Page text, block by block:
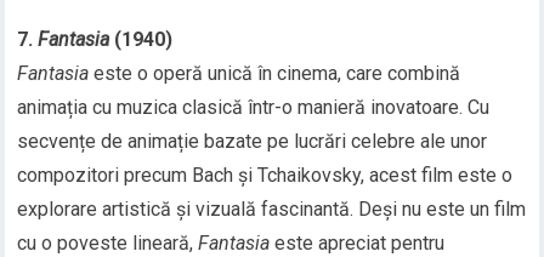
7.Fantasia (1940)
Fantasia este o operă unică în cinema, care combină
animația cu muzica clasică într-o manieră inovatoare. Cu
secvențe de animație bazate pe lucrări celebre ale unor
compozitori precum Bach și Tchaikovsky, acest film este o
explorare artistică și vizuală fascinantă. Deși nu este un film
cu o poveste lineară,Fantasia este apreciat pentru